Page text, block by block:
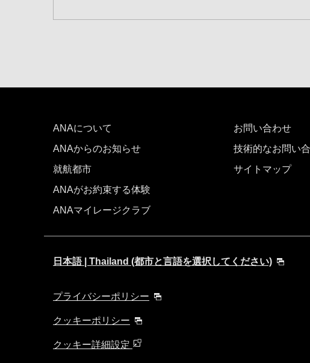
経由地および乗り継ぎ所要時間を追加する
・「＊」は現在金額が確認できない都市・日付となります。空席照会
・複数空港がある都市においては、複数空港の中でのおトクな運賃が
ANAについて
ANAからのお知らせ
就航都市
ANAがお約束する体験
ANAマイレージクラブ
お問い合わせ
技術的なお問い
サイトマップ
日本語 | Thailand (都市と言語を選択してください)
プライバシーポリシー
クッキーポリシー
クッキー詳細設定